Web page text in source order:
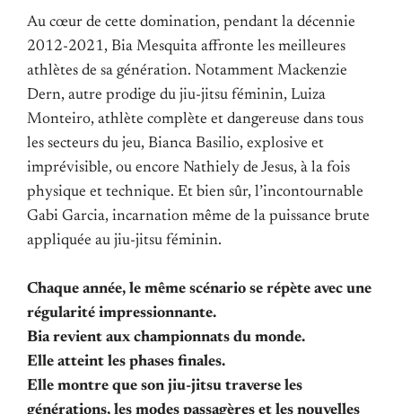
Au cœur de cette domination, pendant la décennie
2012-2021, Bia Mesquita affronte les meilleures
athlètes de sa génération. Notamment Mackenzie
Dern, autre prodige du jiu-jitsu féminin, Luiza
Monteiro, athlète complète et dangereuse dans tous
les secteurs du jeu, Bianca Basilio, explosive et
imprévisible, ou encore Nathiely de Jesus, à la fois
physique et technique. Et bien sûr, l’incontournable
Gabi Garcia, incarnation même de la puissance brute
appliquée au jiu-jitsu féminin.
Chaque année, le même scénario se répète avec une
régularité impressionnante.
Bia revient aux championnats du monde.
Elle atteint les phases finales.
Elle montre que son jiu-jitsu traverse les
générations, les modes passagères et les nouvelles